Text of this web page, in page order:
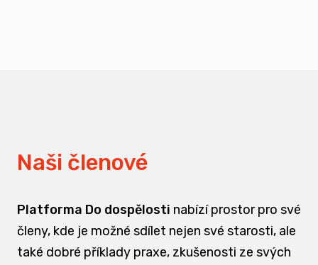
Naši členové
Platforma Do dospělosti nabízí prostor pro své
členy, kde je možné sdílet nejen své starosti, ale
také dobré příklady praxe, zkušenosti ze svých